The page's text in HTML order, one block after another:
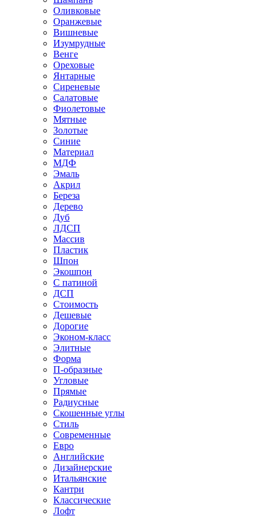
Оливковые
Оранжевые
Вишневые
Изумрудные
Венге
Ореховые
Янтарные
Сиреневые
Салатовые
Фиолетовые
Мятные
Золотые
Синие
Материал
МДФ
Эмаль
Акрил
Береза
Дерево
Дуб
ЛДСП
Массив
Пластик
Шпон
Экошпон
С патиной
ДСП
Стоимость
Дешевые
Дорогие
Эконом-класс
Элитные
Форма
П-образные
Угловые
Прямые
Радиусные
Скошенные углы
Стиль
Современные
Евро
Английские
Дизайнерские
Итальянские
Кантри
Классические
Лофт